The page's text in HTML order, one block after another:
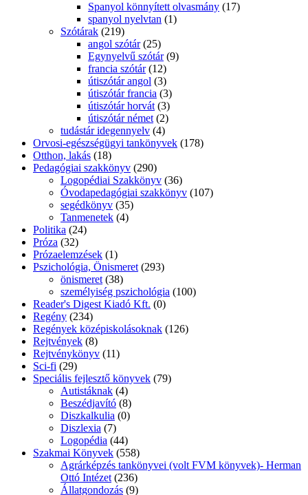
Spanyol könnyített olvasmány (17)
spanyol nyelvtan (1)
Szótárak (219)
angol szótár (25)
Egynyelvű szótár (9)
francia szótár (12)
útiszótár angol (3)
útiszótár francia (3)
útiszótár horvát (3)
útiszótár német (2)
tudástár idegennyelv (4)
Orvosi-egészségügyi tankönyvek (178)
Otthon, lakás (18)
Pedagógiai szakkönyv (290)
Logopédiai Szakkönyv (36)
Óvodapedagógiai szakkönyv (107)
segédkönyv (35)
Tanmenetek (4)
Politika (24)
Próza (32)
Prózaelemzések (1)
Pszichológia, Önismeret (293)
önismeret (38)
személyiség pszichológia (100)
Reader's Digest Kiadó Kft. (0)
Regény (234)
Regények középiskolásoknak (126)
Rejtvények (8)
Rejtvénykönyv (11)
Sci-fi (29)
Speciális fejlesztő könyvek (79)
Autistáknak (4)
Beszédjavító (8)
Diszkalkulia (0)
Diszlexia (7)
Logopédia (44)
Szakmai Könyvek (558)
Agrárképzés tankönyvei (volt FVM könyvek)- Herman
Ottó Intézet (236)
Állatgondozás (9)